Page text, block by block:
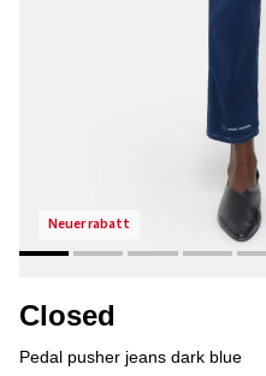
neuer rabatt
Closed
pedal pusher jeans dark blue